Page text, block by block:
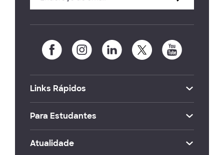
Links Rápidos
Para Estudantes
Atualidade